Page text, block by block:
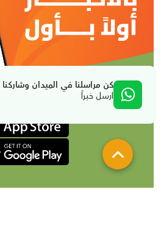
كن مراسلنا في الميدان وشاركنا
ارسل خبراً